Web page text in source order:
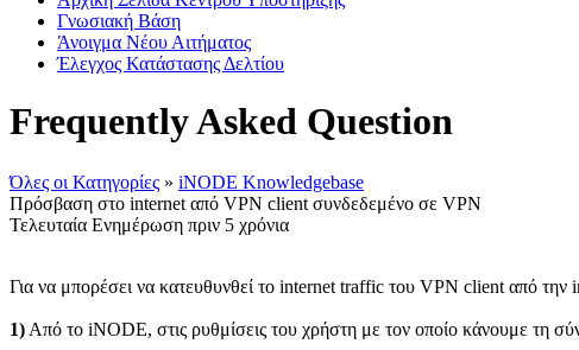
Γνωσιακή Βάση
Άνοιγμα Νέου Αιτήματος
Έλεγχος Κατάστασης Δελτίου
Frequently Asked Question
Όλες οι Κατηγορίες » iNODE Knowledgebase
Πρόσβαση στο internet από VPN client συνδεδεμένο σε VPN
Τελευταία Ενημέρωση πριν 5 χρόνια
Για να μπορέσει να κατευθυνθεί το internet traffic του VPN client από
1) Από το iNODE, στις ρυθμίσεις του χρήστη με τον οποίο κάνουμε τη